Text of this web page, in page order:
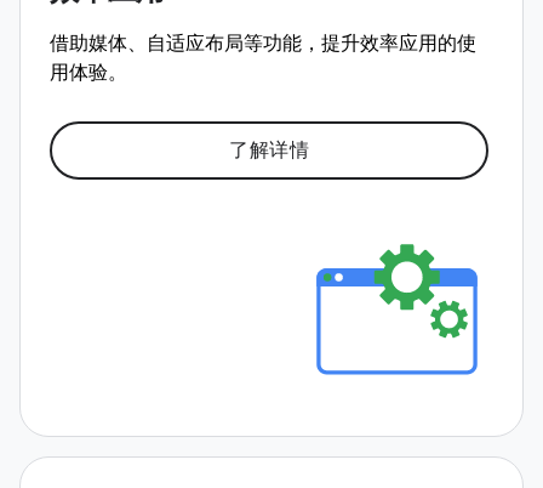
借助媒体、自适应布局等功能，提升效率应用的使
用体验。
了解详情